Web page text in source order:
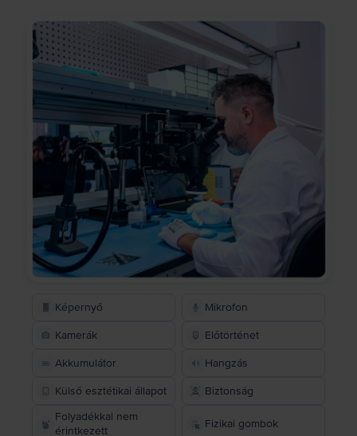
Képernyő Mikrofon
Kamerák Előtörténet
Akkumulátor Hangzás
Külső esztétikai állapot
Biztonság
Folyadékkal nem
érintkezett
Fizikai gombok